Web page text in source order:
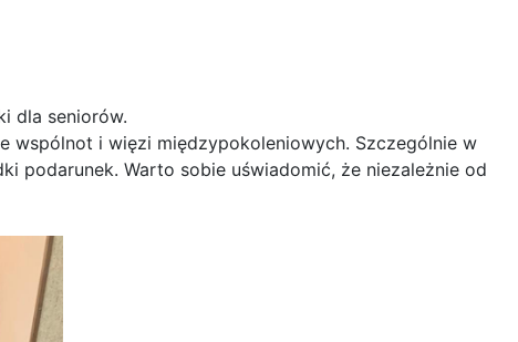
dla seniorów.
wspólnot i więzi międzypokoleniowych. Szczególnie w
podarunek. Warto sobie uświadomić, że niezależnie od